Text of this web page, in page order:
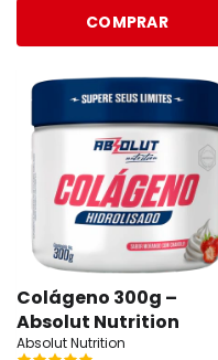
COMPRAR
Colágeno 300g –
Absolut Nutrition
Absolut Nutrition